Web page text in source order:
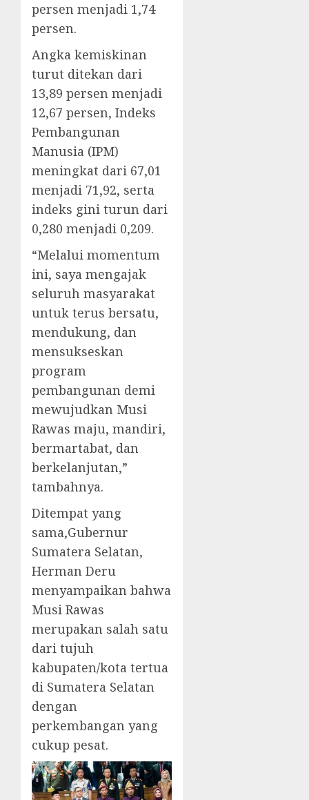
persen menjadi 1,74
persen.
Angka kemiskinan
turut ditekan dari
13,89 persen menjadi
12,67 persen, Indeks
Pembangunan
Manusia (IPM)
meningkat dari 67,01
menjadi 71,92, serta
indeks gini turun dari
0,280 menjadi 0,209.
‎“Melalui momentum
ini, saya mengajak
seluruh masyarakat
untuk terus bersatu,
mendukung, dan
mensukseskan
program
pembangunan demi
mewujudkan Musi
Rawas maju, mandiri,
bermartabat, dan
berkelanjutan,”
tambahnya.
Ditempat yang
sama,Gubernur
Sumatera Selatan,
Herman Deru
menyampaikan bahwa
Musi Rawas
merupakan salah satu
dari tujuh
kabupaten/kota tertua
di Sumatera Selatan
dengan
perkembangan yang
cukup pesat.